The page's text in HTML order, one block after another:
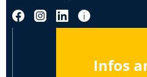
Infos